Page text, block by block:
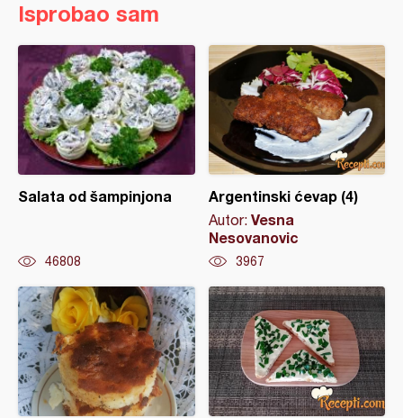
Isprobao sam
Salata od šampinjona
46808
Argentinski ćevap (4)
Autor: Vesna
Nesovanovic
3967